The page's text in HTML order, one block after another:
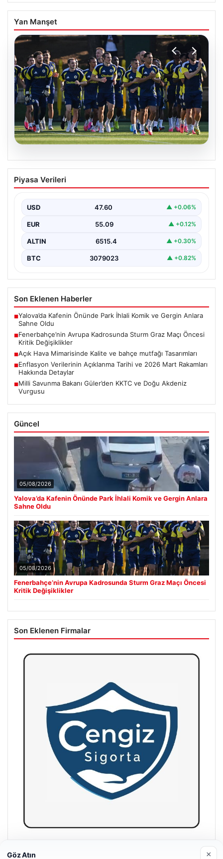
Yan Manşet
Fenerbahçe’nin Avrupa Kadrosunda
Sturm Graz Maçı Öncesi Kritik
Fenerbahçe, UEFA Şampiyonlar Ligi 3. eleme turu ilk
Piyasa Verileri
USD 47.60 ▲ +0.06%
EUR 55.09 ▲ +0.12%
ALTIN 6515.4 ▲ +0.30%
BTC 3079023 ▲ +0.82%
Son Eklenen Haberler
■Yalova’da Kafenin Önünde Park İhlali Komik ve Gergin Anlara
Sahne Oldu
■Fenerbahçe’nin Avrupa Kadrosunda Sturm Graz Maçı Öncesi
Kritik Değişiklikler
■Açık Hava Mimarisinde Kalite ve bahçe mutfağı Tasarımları
■Enflasyon Verilerinin Açıklanma Tarihi ve 2026 Mart Rakamları
Hakkında Detaylar
■Milli Savunma Bakanı Güler’den KKTC ve Doğu Akdeniz
Vurgusu
Güncel
05/08/2026
Yalova’da Kafenin Önünde Park İhlali Komik ve Gergin Anlara
Sahne Oldu
05/08/2026
Fenerbahçe’nin Avrupa Kadrosunda Sturm Graz Maçı Öncesi
Kritik Değişiklikler
Son Eklenen Firmalar
Göz Atın ×